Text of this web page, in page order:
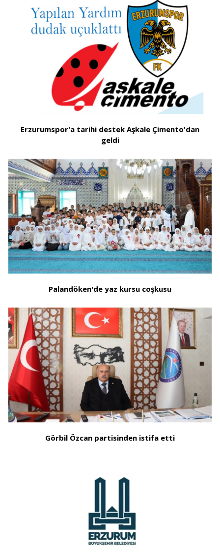
Erzurumspor'a tarihi destek Aşkale Çimento'dan
geldi
Palandöken'de yaz kursu coşkusu
Görbil Özcan partisinden istifa etti